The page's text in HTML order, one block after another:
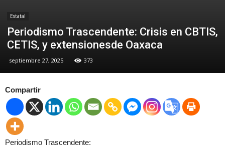
Estatal
Periodismo Trascendente: Crisis en CBTIS,
CETIS, y extensionesde Oaxaca
septiembre 27, 2025 373
Compartir
Periodismo Trascendente: